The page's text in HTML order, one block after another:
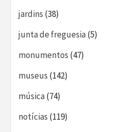
jardins (38)
junta de freguesia(5)
monumentos (47)
museus (142)
música(74)
notícias (119)